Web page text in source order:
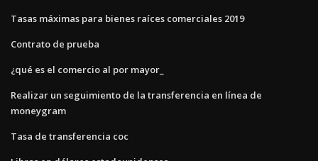
Tasas máximas para bienes raíces comerciales 2019
Contrato de prueba
¿qué es el comercio al por mayor_
Realizar un seguimiento de la transferencia en línea de
moneygram
Tasa de transferencia coc